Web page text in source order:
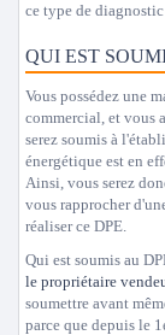
ce type de
QUI EST
Vous possédez une
commercial, et vous
serez soumis à
énergétique est en
Ainsi, vous serez
vous rapprocher
réaliser ce DPE.
Qui est soumis au
le propriétaire
soumettre avant
parce que depuis le